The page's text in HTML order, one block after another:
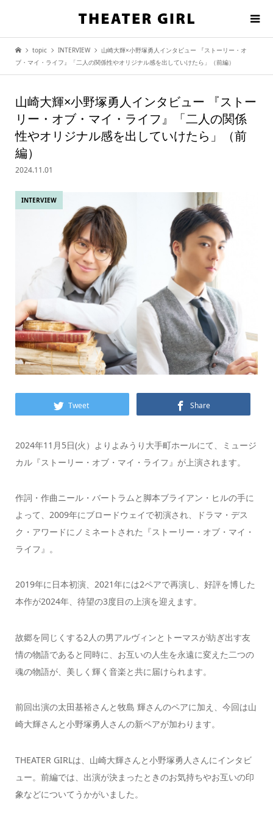
topic INTERVIEW
山崎大輝×小野塚勇人インタビュー 『ストーリー・オ
ブ・マイ・ライフ』「二人の関係性やオリジナル感を出していけたら」（前編）
山崎大輝×小野塚勇人インタビュー 『ストー
リー・オブ・マイ・ライフ』「二人の関係
性やオリジナル感を出していけたら」（前
編）
2024.11.01
INTERVIEW
Tweet Share
2024年11月5日(火）よりよみうり大手町ホールにて、ミュージ
カル『ストーリー・オブ・マイ・ライフ』が上演されます。
作詞・作曲ニール・バートラムと脚本ブライアン・ヒルの手に
よって、2009年にブロードウェイで初演され、ドラマ・デス
ク・アワードにノミネートされた『ストーリー・オブ・マイ・
ライフ』。
2019年に日本初演、2021年には2ペアで再演し、好評を博した
本作が2024年、待望の3度目の上演を迎えます。
故郷を同じくする2人の男アルヴィンとトーマスが紡ぎ出す友
情の物語であると同時に、お互いの人生を永遠に変えた二つの
魂の物語が、美しく輝く音楽と共に届けられます。
前回出演の太田基裕さんと牧島 輝さんのペアに加え、今回は山
崎大輝さんと小野塚勇人さんの新ペアが加わります。
THEATER GIRLは、山崎大輝さんと小野塚勇人さんにインタビ
ュー。前編では、出演が決まったときのお気持ちやお互いの印
象などについてうかがいました。